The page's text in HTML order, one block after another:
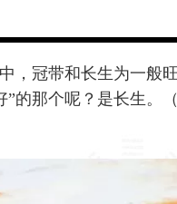
，冠带和长生为一般
的那个呢？是长生。